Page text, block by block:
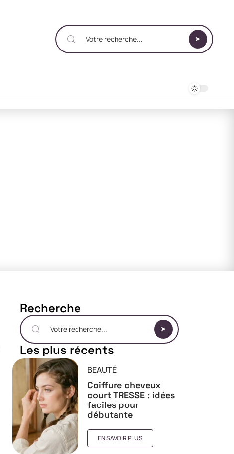
Recherche
Les plus récents
BEAUTÉ
Coiffure cheveux
court TRESSE : idées
faciles pour
débutante
EN SAVOIR PLUS